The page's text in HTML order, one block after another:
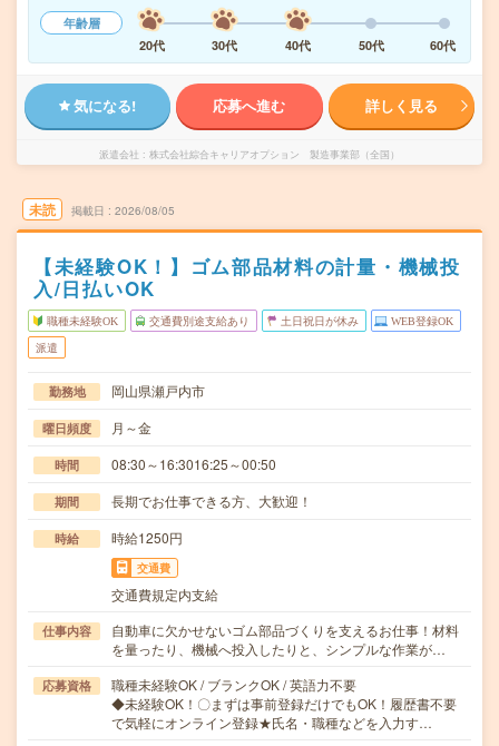
年齢層
20代
30代 40代 50代 60代
気になる! 応募へ進む 詳しく見る
派遣会社 株式会社綜合キャリアオプション 製造事業部（全国）
未読 掲載日 2026/08/05
【未経験OK！】ゴム部品材料の計量・機械投
入/日払いOK
職種未経験OK 交通費別途支給あり 土日祝日が休み WEB登録OK
派遣
勤務地 岡山県瀬戸内市
曜日頻度 月～金
時間 08:30～16:3016:25～00:50
期間 長期でお仕事できる方、大歓迎！
時給 時給1250円
交通費
交通費規定内支給
仕事内容
自動車に欠かせないゴム部品づくりを支えるお仕事！材料
を量ったり、機械へ投入したりと、シンプルな作業が…
応募資格
職種未経験OK / ブランクOK / 英語力不要
◆未経験OK！〇まずは事前登録だけでもOK！履歴書不要
で気軽にオンライン登録★氏名・職種などを入力す…